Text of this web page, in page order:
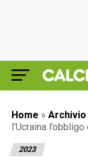
Home » Archivio
l’Ucraina
2023